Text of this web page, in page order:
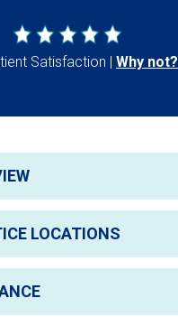
Satisfaction Why not?
LOCATIONS